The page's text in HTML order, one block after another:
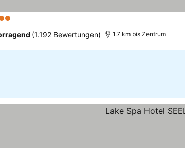
(1.192 Bewertungen) 1.7 km bis Zentrum